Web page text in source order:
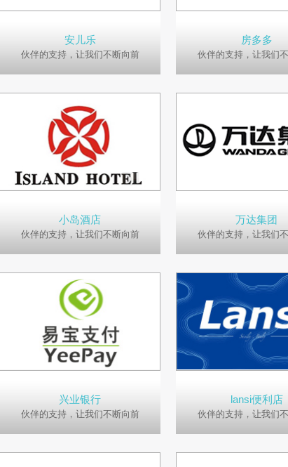
安儿乐
伙伴的支持，让我们不断向前
房多多
伙伴的支持，让我们
小岛酒店
伙伴的支持，让我们不断向前
万达集团
伙伴的支持，让我们
兴业银行
伙伴的支持，让我们不断向前
lansi便利店
伙伴的支持，让我们